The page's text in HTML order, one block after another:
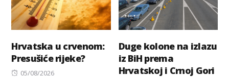
Hrvatska u crvenom:
Presušiće rijeke?
Posted
05/08/2026
Duge kolone na izlazu
iz BiH prema
Hrvatskoj i Crnoj Gori